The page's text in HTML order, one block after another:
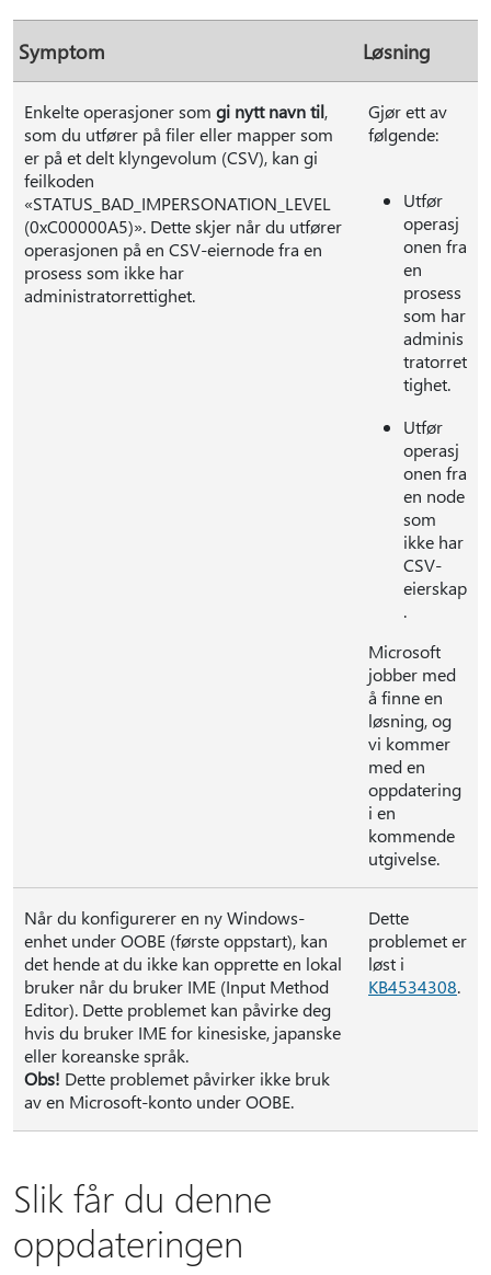
Symptom Løsning
Enkelte operasjoner som gi nytt navn til,
som du utfører på filer eller mapper som
er på et delt klyngevolum (CSV), kan gi
feilkoden
«STATUS_BAD_IMPERSONATION_LEVEL
(0xC00000A5)». Dette skjer når du utfører
operasjonen på en CSV-eiernode fra en
prosess som ikke har
administratorrettighet.
Gjør ett av
følgende:
Utfør
operasj
onen fra
en
prosess
som har
adminis
tratorret
tighet.
Utfør
operasj
onen fra
en node
som
ikke har
CSV-
eierskap
.
Microsoft
jobber med
å finne en
løsning, og
vi kommer
med en
oppdatering
i en
kommende
utgivelse.
Når du konfigurerer en ny Windows-
enhet under OOBE (første oppstart), kan
det hende at du ikke kan opprette en lokal
bruker når du bruker IME (Input Method
Editor). Dette problemet kan påvirke deg
hvis du bruker IME for kinesiske, japanske
eller koreanske språk.
Obs! Dette problemet påvirker ikke bruk
av en Microsoft-konto under OOBE.
Dette
problemet er
løst i
KB4534308.
Slik får du denne
oppdateringen